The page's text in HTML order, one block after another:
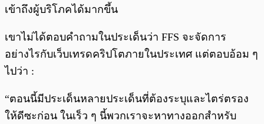
เข้าถึงผู้บริโภคได้มากขึ้น
เขาไม่ได้ตอบคำถามในประเด็นว่า FFS จะจัดการ
อย่างไรกับเว็บเทรดคริปโตภายในประเทศ แต่ตอบอ้อม ๆ
ไปว่า :
“ตอนนี้มีประเด็นหลายประเด็นที่ต้องระบุและไตร่ตรอง
ให้ดีซะก่อน ในเร็ว ๆ นี้พวกเราจะหาทางออกสำหรับ